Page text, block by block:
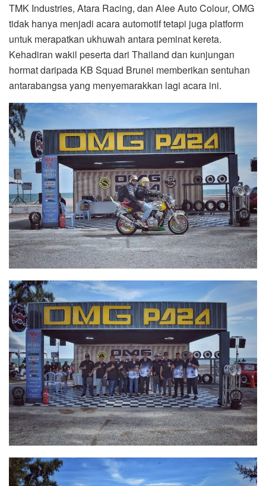
TMK Industries, Atara Racing, dan Alee Auto Colour, OMG
tidak hanya menjadi acara automotif tetapi juga platform
untuk merapatkan ukhuwah antara peminat kereta.
Kehadiran wakil peserta dari Thailand dan kunjungan
hormat daripada KB Squad Brunei memberikan sentuhan
antarabangsa yang menyemarakkan lagi acara ini.